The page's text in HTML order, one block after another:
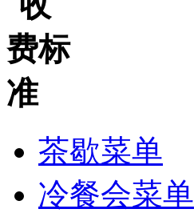
茶歇菜单
冷餐会菜单